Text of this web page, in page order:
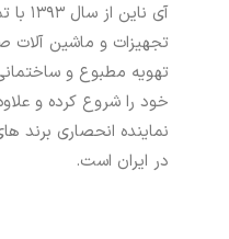
آی
تجهیزات و ماشین آلات
تهویه مطبوع و
خود را شروع کرده و
نماینده انحصاری برند
در ایران است.